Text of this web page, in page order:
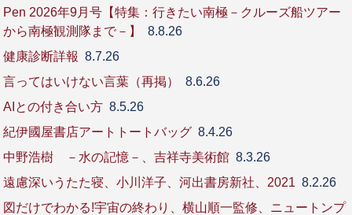
Pen 2026年9月号【特集：行きたい南極－クルーズ船ツアー
から南極観測隊まで－】
8.8.26
健康診断詳報 8.7.26
言ってはいけない言葉（再掲）
8.6.26
AIとの付き合い方 8.5.26
紀伊國屋書店アートトートバッグ 8.4.26
中野浩樹 －水の記憶－、吉祥寺美術館 8.3.26
遠慮深いうたた寝、小川洋子、河出書房新社、2021 8.2.26
図だけでわかる!宇宙の終わり、横山順一監修、ニュートンプ